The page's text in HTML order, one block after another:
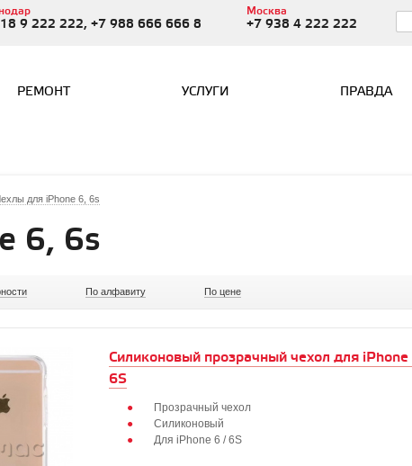
9 222 222, +7 988 666 666 8
Москва
+7 938 4 222 222
РЕМОНТ УСЛУГИ ПРАВДА
для iPhone 6, 6s
6, 6s
По алфавиту По цене
Силиконовый прозрачный чехол для
6S
Прозрачный чехол
Силиконовый
Для iPhone 6 / 6S